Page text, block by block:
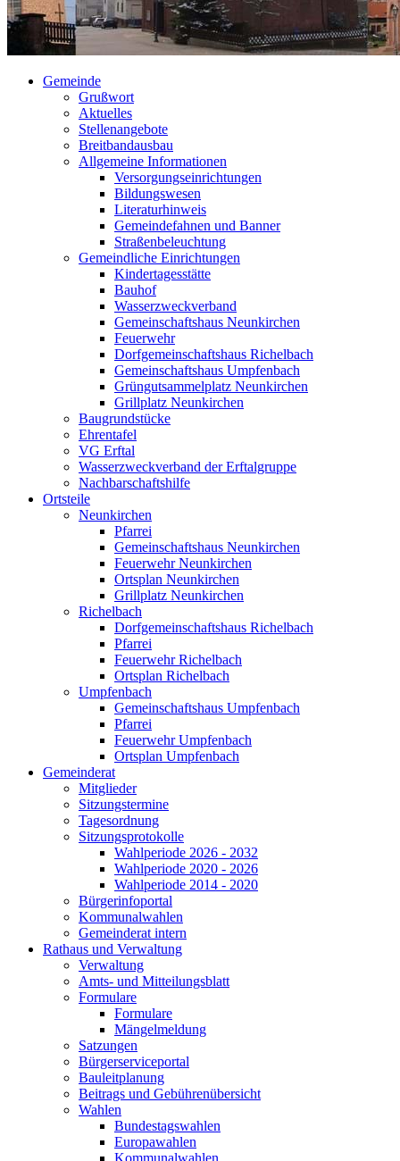
Gemeinde
Grußwort
Aktuelles
Stellenangebote
Breitbandausbau
Allgemeine Informationen
Versorgungseinrichtungen
Bildungswesen
Literaturhinweis
Gemeindefahnen und Banner
Straßenbeleuchtung
Gemeindliche Einrichtungen
Kindertagesstätte
Bauhof
Wasserzweckverband
Gemeinschaftshaus Neunkirchen
Feuerwehr
Dorfgemeinschaftshaus Richelbach
Gemeinschaftshaus Umpfenbach
Grüngutsammelplatz Neunkirchen
Grillplatz Neunkirchen
Baugrundstücke
Ehrentafel
VG Erftal
Wasserzweckverband der Erftalgruppe
Nachbarschaftshilfe
Ortsteile
Neunkirchen
Pfarrei
Gemeinschaftshaus Neunkirchen
Feuerwehr Neunkirchen
Ortsplan Neunkirchen
Grillplatz Neunkirchen
Richelbach
Dorfgemeinschaftshaus Richelbach
Pfarrei
Feuerwehr Richelbach
Ortsplan Richelbach
Umpfenbach
Gemeinschaftshaus Umpfenbach
Pfarrei
Feuerwehr Umpfenbach
Ortsplan Umpfenbach
Gemeinderat
Mitglieder
Sitzungstermine
Tagesordnung
Sitzungsprotokolle
Wahlperiode 2026 - 2032
Wahlperiode 2020 - 2026
Wahlperiode 2014 - 2020
Bürgerinfoportal
Kommunalwahlen
Gemeinderat intern
Rathaus und Verwaltung
Verwaltung
Amts- und Mitteilungsblatt
Formulare
Formulare
Mängelmeldung
Satzungen
Bürgerserviceportal
Bauleitplanung
Beitrags und Gebührenübersicht
Wahlen
Bundestagswahlen
Europawahlen
Kommunalwahlen